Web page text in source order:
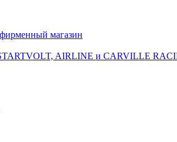
магазин
AIRLINE и CARVILLE